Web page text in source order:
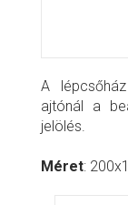
A
ajtónál a
jelölés.
Méret: